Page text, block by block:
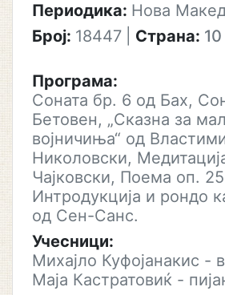
Периодика: Нова
Број: 18447 Страна: 10
Програма:
Соната бр. 6 од Бах,
Бетовен, „Сказна за
војничиња“ од
Николовски,
Чајковски, Поема оп.
Интродукција и рондо
од Сен-Санс.
Учесници:
Михајло Куфојанакис -
Маја Кастратовиќ -